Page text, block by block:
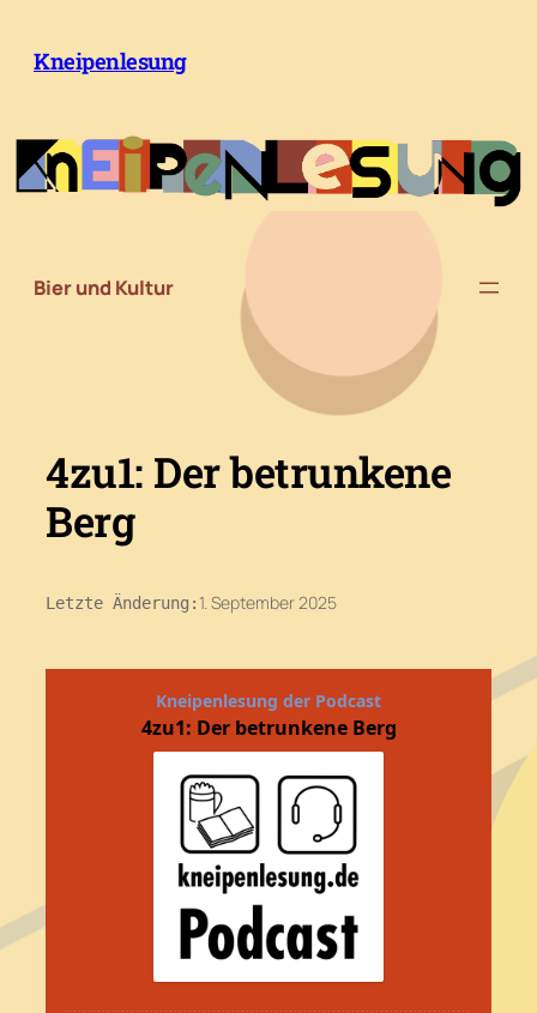
Inhalt
springen
Kneipenlesung
Bier und Kultur
4zu1: Der betrunkene
Berg
Letzte Änderung: 1. September 2025